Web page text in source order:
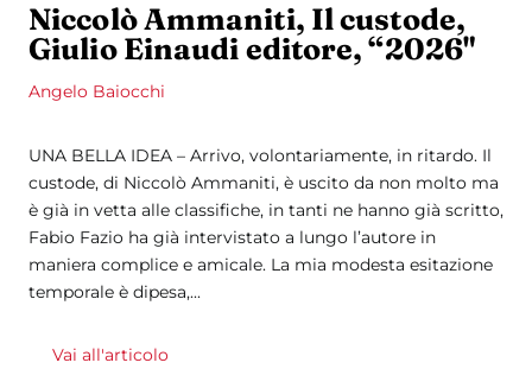
Niccolò Ammaniti, Il custode,
Giulio Einaudi editore, “2026"
Angelo Baiocchi
UNA BELLA IDEA – Arrivo, volontariamente, in ritardo. Il
custode, di Niccolò Ammaniti, è uscito da non molto ma
è già in vetta alle classifiche, in tanti ne hanno già scritto,
Fabio Fazio ha già intervistato a lungo l’autore in
maniera complice e amicale. La mia modesta esitazione
temporale è dipesa,...
Vai all'articolo